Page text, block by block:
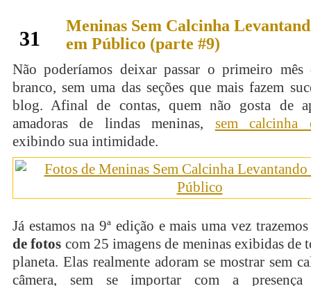
31
Meninas Sem Calcinha
em Público (parte #9)
Não poderíamos deixar passar o primeiro
branco, sem uma das seções que mais fazem
blog. Afinal de contas, quem não gosta de
amadoras de lindas meninas, sem calcinha
exibindo sua intimidade.
Já estamos na 9ª edição e mais uma vez
de fotos com 25 imagens de meninas exibidas de
planeta. Elas realmente adoram se mostrar sem
câmera, sem se importar com a presença